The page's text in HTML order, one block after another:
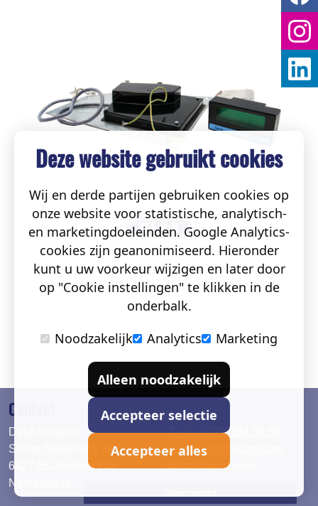
Contact
Deko Holland
Simon Stevinweg 19
6827 BS Arnhem The
Netherlands
T. +31 (0)26 384 90 80
info@dekoholland.com
dekoholland.com
Deze website gebruikt cookies
Wij en derde partijen gebruiken cookies op
onze website voor statistische, analytisch-
en marketingdoeleinden. Google Analytics-
cookies zijn geanonimiseerd. Hieronder
kunt u uw voorkeur wijzigen en later door
op "Cookie instellingen" te klikken in de
onderbalk.
Noodzakelijk
Analytics Marketing
Alleen noodzakelijk
Accepteer selectie
Accepteer alles